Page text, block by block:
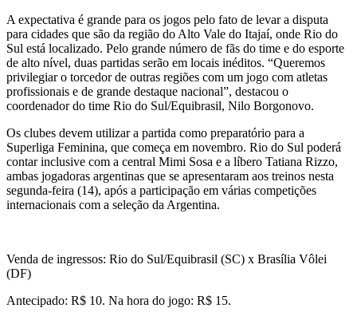
A expectativa é grande para os jogos pelo fato de levar a disputa
para cidades que são da região do Alto Vale do Itajaí, onde Rio do
Sul está localizado. Pelo grande número de fãs do time e do esporte
de alto nível, duas partidas serão em locais inéditos. “Queremos
privilegiar o torcedor de outras regiões com um jogo com atletas
profissionais e de grande destaque nacional”, destacou o
coordenador do time Rio do Sul/Equibrasil, Nilo Borgonovo.
Os clubes devem utilizar a partida como preparatório para a
Superliga Feminina, que começa em novembro. Rio do Sul poderá
contar inclusive com a central Mimi Sosa e a líbero Tatiana Rizzo,
ambas jogadoras argentinas que se apresentaram aos treinos nesta
segunda-feira (14), após a participação em várias competições
internacionais com a seleção da Argentina.
Venda de ingressos: Rio do Sul/Equibrasil (SC) x Brasília Vôlei
(DF)
Antecipado: R$ 10. Na hora do jogo: R$ 15.